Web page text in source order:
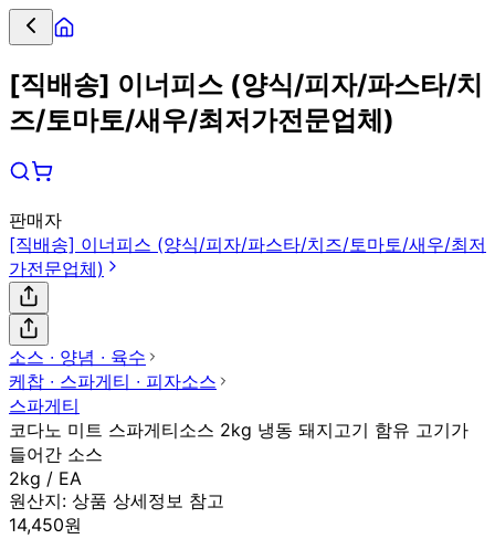
[직배송] 이너피스 (양식/피자/파스타/치
즈/토마토/새우/최저가전문업체)
판매자
[직배송] 이너피스 (양식/피자/파스타/치즈/토마토/새우/최저
가전문업체)
소스 ∙ 양념 ∙ 육수
케찹 ∙ 스파게티 ∙ 피자소스
스파게티
코다노 미트 스파게티소스 2kg 냉동 돼지고기 함유 고기가
들어간 소스
2kg / EA
원산지: 상품 상세정보 참고
14,450원